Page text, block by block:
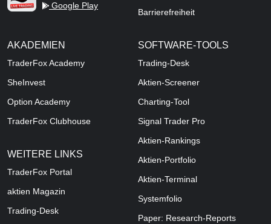
Google Play
Barrierefreiheit
AKADEMIEN
TraderFox Academy
SheInvest
Option Academy
TraderFox Clubhouse
WEITERE LINKS
TraderFox Portal
aktien Magazin
Trading-Desk
SOFTWARE-TOOLS
Trading-Desk
Aktien-Screener
Charting-Tool
Signal Trader Pro
Aktien-Rankings
Aktien-Portfolio
Aktien-Terminal
Systemfolio
Paper: Research-Reports